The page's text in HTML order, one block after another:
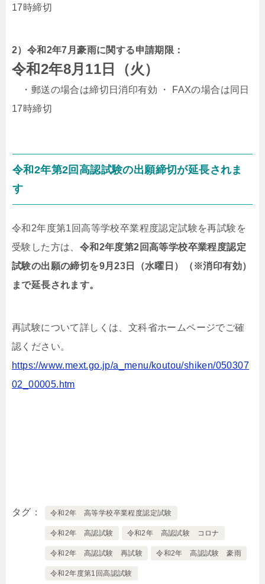
17時締切
2）令和2年7月豪雨に関する申請期限：
令和2年8月11日（火）
・郵送の場合は締切日消印有効 ・ FAXの場合は同日
17時締切
令和2年第2回高認試験の出願締切が延長されま
す
令和2年度第1回高等学校卒業程度認定試験を再試験を
受験した方は、 令和2年度第2回高等学校卒業程度認定
試験の出願の締切を9月23日（水曜日）（※消印有効）
まで延長されます。
再試験について詳しくは、文科省ホームページでご確
認ください。
https://www.mext.go.jp/a_menu/koutou/shiken/050307
02_00005.htm
タグ 令和2年 高等学校卒業程度認定試験
令和2年 高認試験 令和2年 高認試験 コロナ
令和2年 高認試験 再試験 令和2年 高認試験 豪雨
令和2年度第1回高認試験